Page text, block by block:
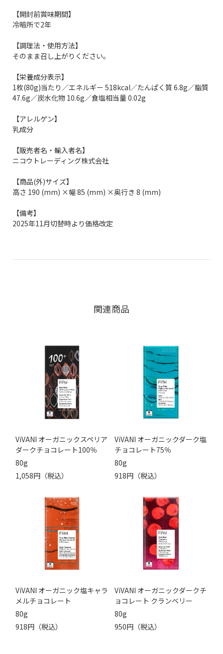
【開封前賞味期間】
冷暗所で2年
【調理法・使用方法】
そのまま召し上がりください。
【栄養成分表示】
1枚(80g)当たり／エネルギー 518kcal／たんぱく質 6.8g／脂質
47.6g／炭水化物 10.6g／食塩相当量 0.02g
【アレルゲン】
乳成分
【販売者名・輸入者名】
ニコウトレーディング株式会社
【商品(外)サイズ】
高さ 190 (mm) ×幅 85 (mm) ×奥行き 8 (mm)
【備考】
2025年11月切替時より価格改定
関連商品
ViVANI オーガニックスペリア
ダークチョコレート100％
80g
1,058円（税込）
ViVANI オーガニックダーク塩
チョコレート75％
80g
918円（税込）
ViVANI オーガニック塩キャラ
メルチョコレート
80g
918円（税込）
ViVANI オーガニックダークチ
ョコレート クランベリー
80g
950円（税込）